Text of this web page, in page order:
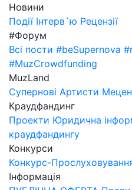
Новини
Події Інтерв`ю Рецензії
#Форум
Всі пости #beSupernova
#MuzCrowdfunding
MuzLand
Супернові Артисти
Краудфандинг
Проекти Юридична
краудфандингу
Конкурси
Конкурс-
Інформація